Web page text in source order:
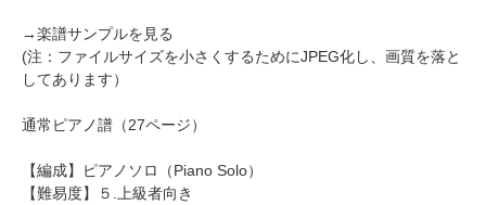
→楽譜サンプルを見る
(注：ファイルサイズを小さくするためにJPEG化し、画質を落と
してあります）
通常ピアノ譜（27ページ）
【編成】 ピアノソロ
（Piano Solo）
【難易度】５.上級者向き